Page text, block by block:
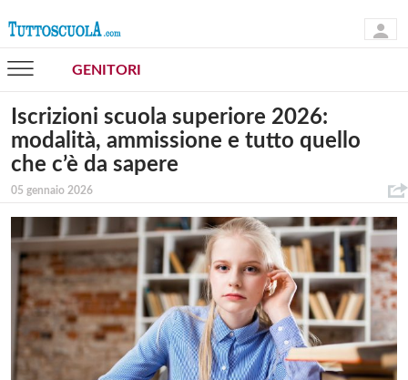
GENITORI
Iscrizioni scuola superiore 2026:
modalità, ammissione e tutto quello
che c’è da sapere
05 gennaio 2026